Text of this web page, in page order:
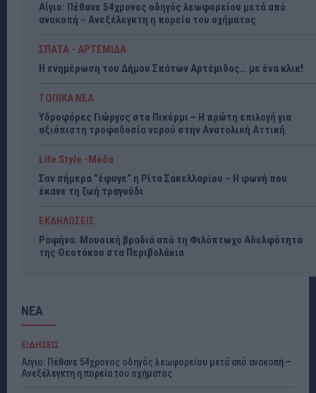
Αίγιο: Πέθανε 54χρονος οδηγός λεωφορείου μετά από
ανακοπή – Ανεξέλεγκτη η πορεία του οχήματος
ΣΠΑΤΑ - ΑΡΤΕΜΙΔΑ
Η ενημέρωση του Δήμου Σπάτων Αρτέμιδος… με ένα κλικ!
ΤΟΠΙΚΑ ΝΕΑ
Υδροφόρες Γιώργος στο Πικέρμι – Η πρώτη επιλογή για
αξιόπιστη τροφοδοσία νερού στην Ανατολική Αττική
Life Style -Μόδα
Σαν σήμερα ”έφυγε” η Ρίτα Σακελλαρίου – Η φωνή που
έκανε τη ζωή τραγούδι
ΕΚΔΗΛΩΣΕΙΣ
Ραφήνα: Μουσική βραδιά από τη Φιλόπτωχο Αδελφότητα
της Θεοτόκου στα Περιβολάκια
ΝΕΑ
ΕΙΔΗΣΕΙΣ
Αίγιο: Πέθανε 54χρονος οδηγός λεωφορείου μετά από ανακοπή –
Ανεξέλεγκτη η πορεία του οχήματος